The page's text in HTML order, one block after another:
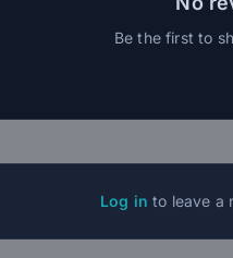
Be the first to
Log in to leave a